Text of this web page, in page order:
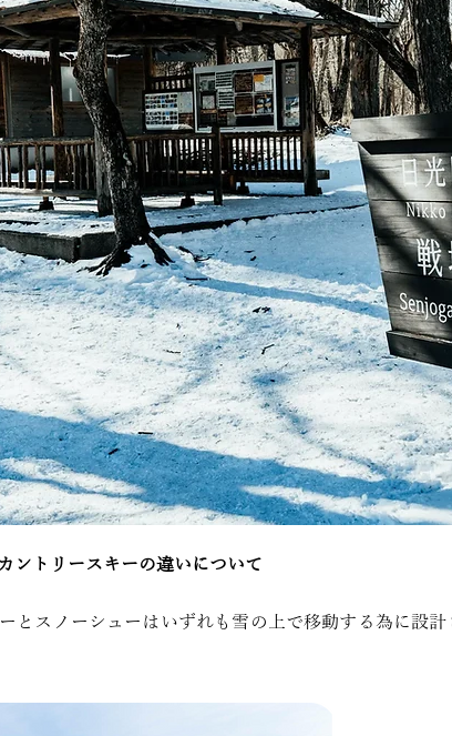
ントリースキーの違いについて
とスノーシューはいずれも雪の上で移動する為に設